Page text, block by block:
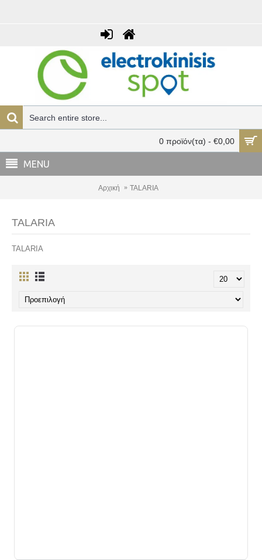
0 προϊόν(τα) - €0,00
MENU
Αρχική TALARIA
TALARIA
TALARIA